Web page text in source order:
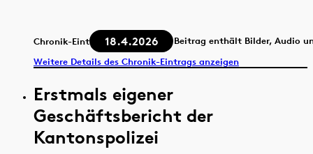
Chronik-Eintrag 18.4.2026
Beitrag enthält Bilder, Audio
Weitere Details des Chronik-Eintrags anzeigen
Erstmals eigener
Geschäftsbericht der
Kantonspolizei